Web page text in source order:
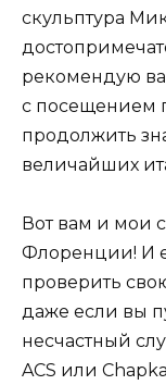
скульптура
рекомендую
с посещением
продолжить
величайших
Вот вам и мои
Флоренции! И
проверить
даже если вы
несчастный
ACS или